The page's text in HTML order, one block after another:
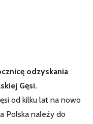
odzyskania
Gęsi.
od kilku lat na nowo
Polska należy do